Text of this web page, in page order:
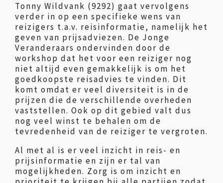
Tonny Wildvank (9292) gaat vervolgens
verder in op een specifieke wens van
reizigers t.a.v. reisinformatie, namelijk het
geven van prijsadviezen. De Jonge
Veranderaars ondervinden door de
workshop dat het voor een reiziger nog
niet altijd even gemakkelijk is om het
goedkoopste reisadvies te vinden. Dit
komt omdat er veel diversiteit is in de
prijzen die de verschillende overheden
vaststellen. Ook op dit gebied valt dus
nog veel winst te behalen om de
tevredenheid van de reiziger te vergroten.
Al met al is er veel inzicht in reis- en
prijsinformatie en zijn er tal van
mogelijkheden. Zorg is om inzicht en